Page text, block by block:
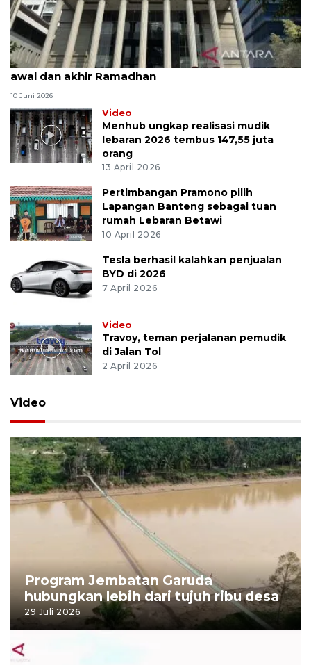
MK uji materi UU Peradilan Agama perihal isbat
awal dan akhir Ramadhan
10 Juni 2026
Video
Menhub ungkap realisasi mudik
lebaran 2026 tembus 147,55 juta
orang
13 April 2026
Pertimbangan Pramono pilih
Lapangan Banteng sebagai tuan
rumah Lebaran Betawi
10 April 2026
Tesla berhasil kalahkan penjualan
BYD di 2026
7 April 2026
Video
Travoy, teman perjalanan pemudik
di Jalan Tol
2 April 2026
Video
Program Jembatan Garuda
hubungkan lebih dari tujuh ribu desa
29 Juli 2026